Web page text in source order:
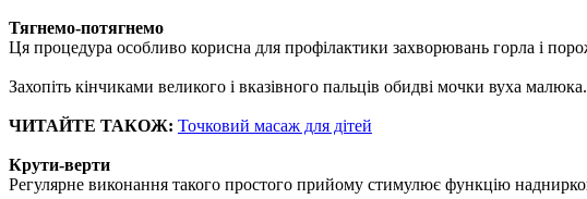
Тягнемо-потягнемо
Ця процедура особливо корисна для профілактики захворювань горла і
Захопіть кінчиками великого і вказівного пальців обидві мочки вуха
ЧИТАЙТЕ ТАКОЖ: Точковий масаж для дітей
Крути-верти
Регулярне виконання такого простого прийому стимулює функцію